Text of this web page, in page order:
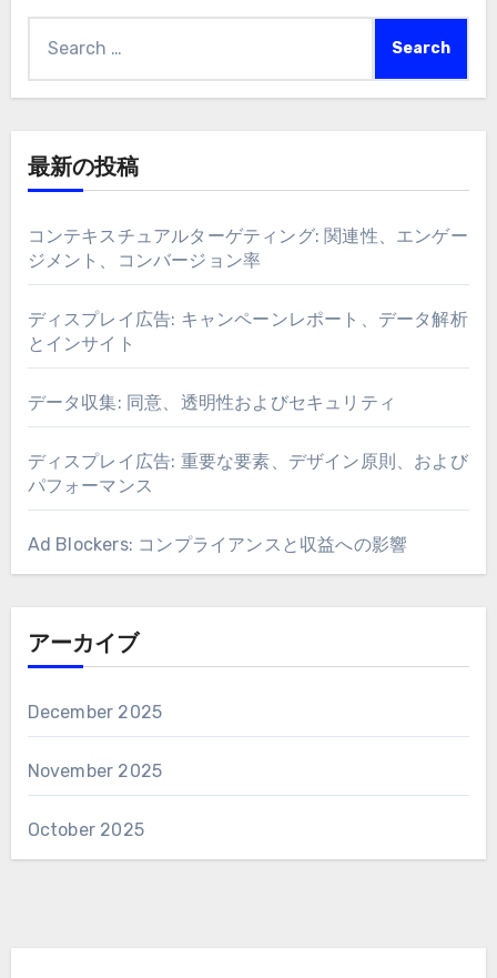
for:
最新の投稿
コンテキスチュアルターゲティング: 関連性、エンゲー
ジメント、コンバージョン率
ディスプレイ広告: キャンペーンレポート、データ解析
とインサイト
データ収集: 同意、透明性およびセキュリティ
ディスプレイ広告: 重要な要素、デザイン原則、および
パフォーマンス
Ad Blockers: コンプライアンスと収益への影響
アーカイブ
December 2025
November 2025
October 2025